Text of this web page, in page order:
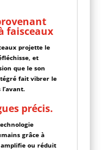
faisceaux
projette le
et
que le son
fait vibrer le
précis.
grâce à
amplifie ou réduit